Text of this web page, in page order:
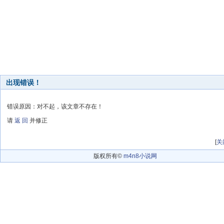
出现错误！
错误原因：对不起，该文章不存在！
请 返 回 并修正
[关
版权所有© m4n8小说网